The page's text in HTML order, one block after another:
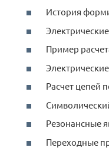
История
Пример
Расчет цепей
Резонансные
Переходные